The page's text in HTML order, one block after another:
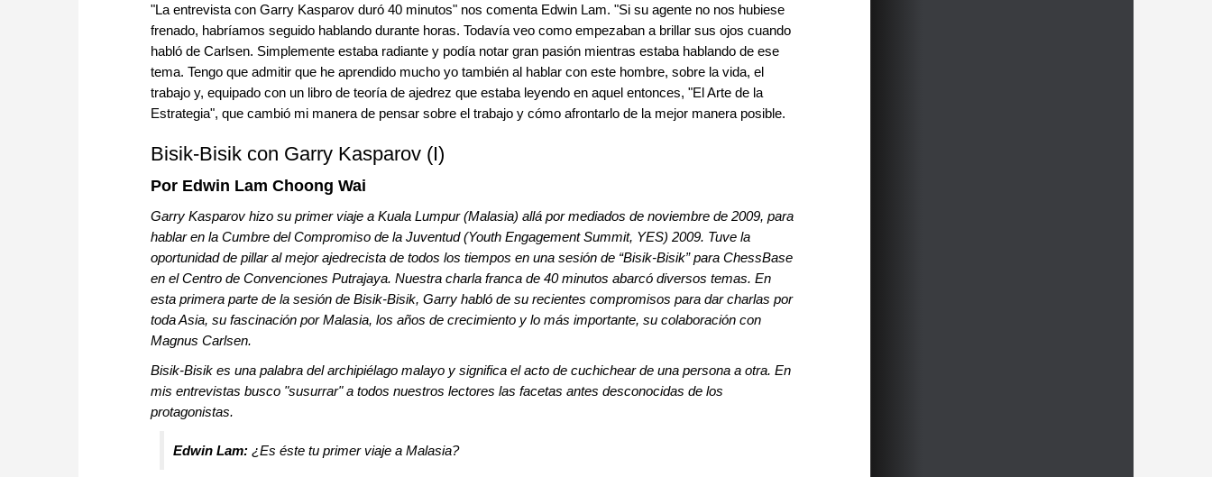
"La entrevista con Garry Kasparov duró 40 minutos" nos comenta Edwin Lam. "Si su agente no nos hubiese
frenado, habríamos seguido hablando durante horas. Todavía veo como empezaban a brillar sus ojos cuando
habló de Carlsen. Simplemente estaba radiante y podía notar gran pasión mientras estaba hablando de ese
tema. Tengo que admitir que he aprendido mucho yo también al hablar con este hombre, sobre la vida, el
trabajo y, equipado con un libro de teoría de ajedrez que estaba leyendo en aquel entonces, "El Arte de la
Estrategia", que cambió mi manera de pensar sobre el trabajo y cómo afrontarlo de la mejor manera posible.
Bisik-Bisik con Garry Kasparov (I)
Por Edwin Lam Choong Wai
Garry Kasparov hizo su primer viaje a Kuala Lumpur (Malasia) allá por mediados de noviembre de 2009, para
hablar en la Cumbre del Compromiso de la Juventud (Youth Engagement Summit, YES) 2009. Tuve la
oportunidad de pillar al mejor ajedrecista de todos los tiempos en una sesión de “Bisik-Bisik” para ChessBase
en el Centro de Convenciones Putrajaya. Nuestra charla franca de 40 minutos abarcó diversos temas. En
esta primera parte de la sesión de Bisik-Bisik, Garry habló de su recientes compromisos para dar charlas por
toda Asia, su fascinación por Malasia, los años de crecimiento y lo más importante, su colaboración con
Magnus Carlsen.
Bisik-Bisik es una palabra del archipiélago malayo y significa el acto de cuchichear de una persona a otra. En
mis entrevistas busco "susurrar" a todos nuestros lectores las facetas antes desconocidas de los
protagonistas.
Edwin Lam: ¿Es éste tu primer viaje a Malasia?